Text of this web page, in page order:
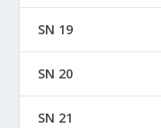
SN 19
SN 20
SN 21